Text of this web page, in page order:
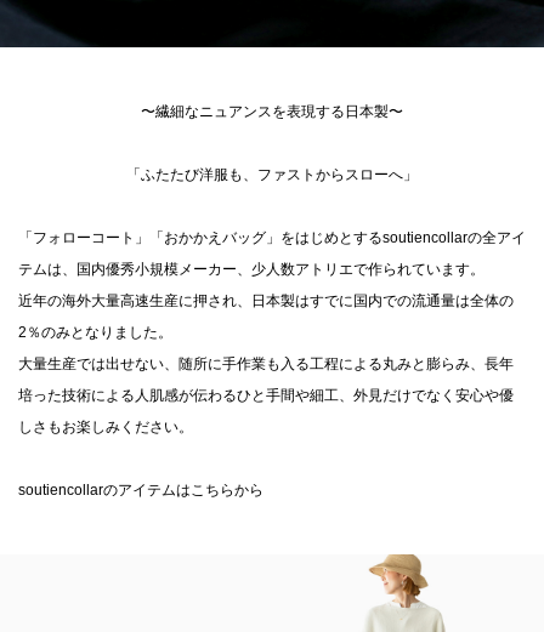
〜繊細なニュアンスを表現する日本製〜
「ふたたび洋服も、ファストからスローへ」
「フォローコート」「おかかえバッグ」をはじめとするsoutiencollarの全アイ
テムは、国内優秀小規模メーカー、少人数アトリエで作られています。
近年の海外大量高速生産に押され、日本製はすでに国内での流通量は全体の
2％のみとなりました。
大量生産では出せない、随所に手作業も入る工程による丸みと膨らみ、長年
培った技術による人肌感が伝わるひと手間や細工、外見だけでなく安心や優
しさもお楽しみください。
soutiencollarのアイテムはこちらから